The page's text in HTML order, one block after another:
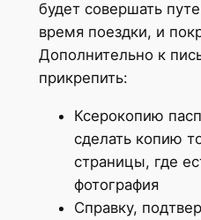
будет совершать
время поездки, и
Дополнительно к
прикрепить:
Ксерокопию
сделать копию
страницы, где
фотография
Справку,